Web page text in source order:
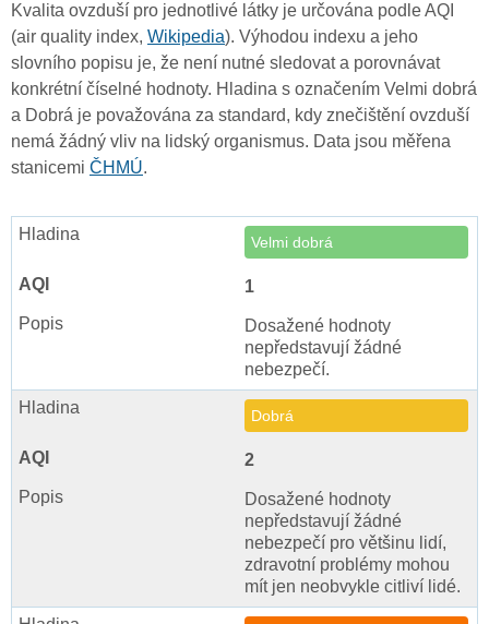
Kvalita ovzduší pro jednotlivé látky je určována podle AQI
(air quality index, Wikipedia). Výhodou indexu a jeho
slovního popisu je, že není nutné sledovat a porovnávat
konkrétní číselné hodnoty. Hladina s označením Velmi dobrá
a Dobrá je považována za standard, kdy znečištění ovzduší
nemá žádný vliv na lidský organismus. Data jsou měřena
stanicemi ČHMÚ.
Velmi dobrá
1
Dosažené hodnoty
nepředstavují žádné
nebezpečí.
Dobrá
2
Dosažené hodnoty
nepředstavují žádné
nebezpečí pro většinu lidí,
zdravotní problémy mohou
mít jen neobvykle citliví lidé.